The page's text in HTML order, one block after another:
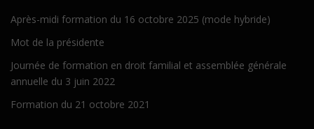
Après-midi formation du 16 octobre 2025 (mode hybride)
Mot de la présidente
Journée de formation en droit familial et assemblée générale
annuelle du 3 juin 2022
Formation du 21 octobre 2021